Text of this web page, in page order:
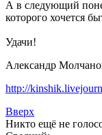
А в следующий
которого хочется
Удачи!
Александр
http://
Вверх
Никто ещё не